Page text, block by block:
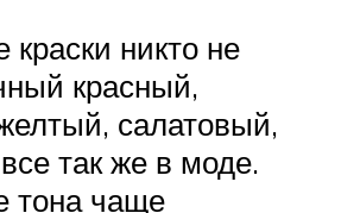
краски никто не
красный,
салатовый,
так же в моде.
тона чаще